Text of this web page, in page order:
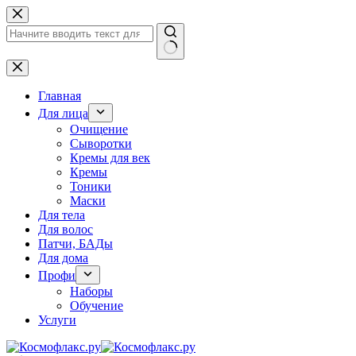
Перейти
к
сути
Ничего
не
найденоГлавная
Для лица
Очищение
Сыворотки
Кремы для век
Кремы
Тоники
Маски
Для тела
Для волос
Патчи, БАДы
Для дома
Профи
Наборы
Обучение
Услуги